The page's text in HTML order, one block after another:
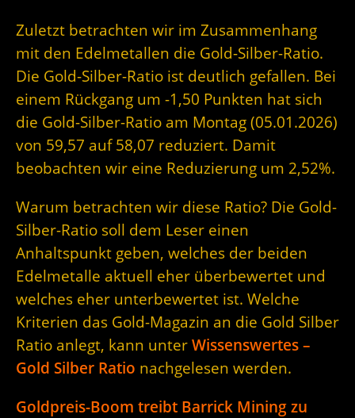
Zuletzt betrachten wir im Zusammenhang
mit den Edelmetallen die Gold-Silber-Ratio.
Die Gold-Silber-Ratio ist deutlich gefallen. Bei
einem Rückgang um -1,50 Punkten hat sich
die Gold-Silber-Ratio am Montag (05.01.2026)
von 59,57 auf 58,07 reduziert. Damit
beobachten wir eine Reduzierung um 2,52%.
Warum betrachten wir diese Ratio? Die Gold-
Silber-Ratio soll dem Leser einen
Anhaltspunkt geben, welches der beiden
Edelmetalle aktuell eher überbewertet und
welches eher unterbewertet ist. Welche
Kriterien das Gold-Magazin an die Gold Silber
Ratio anlegt, kann unter Wissenswertes –
Gold Silber Ratio nachgelesen werden.
Goldpreis-Boom treibt Barrick Mining zu